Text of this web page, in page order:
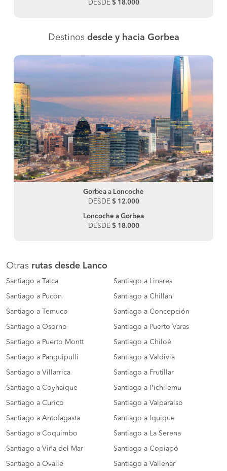
DESDE $ 18.000
Destinos desde y hacia Gorbea
Gorbea a Loncoche
DESDE $ 12.000
Loncoche a Gorbea
DESDE $ 18.000
Otras rutas desde Lanco
Santiago a Talca Santiago a Linares
Santiago a Pucón Santiago a Chillán
Santiago a Temuco Santiago a Concepción
Santiago a Osorno Santiago a Puerto Varas
Santiago a Puerto Montt Santiago a Chiloé
Santiago a Panguipulli Santiago a Valdivia
Santiago a Villarrica Santiago a Frutillar
Santiago a Coyhaique Santiago a Pichilemu
Santiago a Curico Santiago a Valparaiso
Santiago a Antofagasta Santiago a Iquique
Santiago a Coquimbo Santiago a La Serena
Santiago a Viña del Mar Santiago a Copiapó
Santiago a Ovalle Santiago a Vallenar